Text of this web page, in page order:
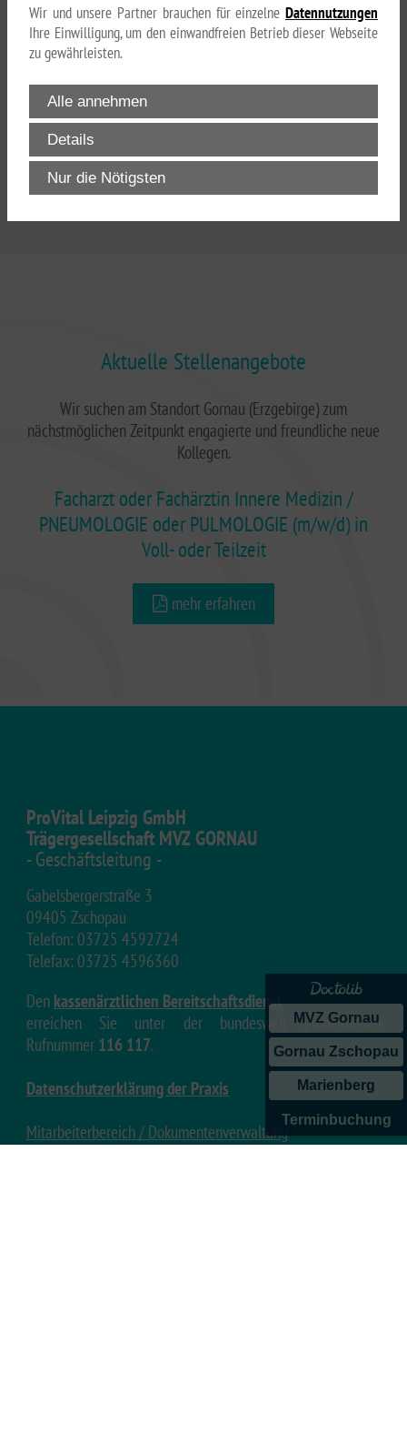
Sprechstunde
Aufgrund der aktuell vollständig ausgelasteten Kapazitäten
können wir bis auf Weiteres keine angiologischen
Neupatienten aufnehmen. Wir bitten um Ihr Verständnis.
Sobald wieder Termine verfügbar sind, informieren wir Sie
an dieser Stelle.
Aktuelle Stellenangebote
Wir suchen am Standort Gornau (Erzgebirge) zum
nächstmöglichen Zeitpunkt engagierte und freundliche neue
Kollegen.
Facharzt oder Fachärztin Innere Medizin /
PNEUMOLOGIE oder PULMOLOGIE (m/w/d) in
Voll- oder Teilzeit
mehr erfahren
ProVital Leipzig GmbH
Trägergesellschaft MVZ GORNAU
- Geschäftsleitung -
Gabelsbergerstraße 3
09405 Zschopau
Telefon: 03725 4592724
Telefax: 03725 4596360
Den kassenärztlichen Bereitschaftsdienst
erreichen Sie unter der bundesweit einheitlichen
Rufnummer 116 117.
Datenschutzerklärung der Praxis
Mitarbeiterbereich / Dokumentenverwaltung
MVZ Gornau
Gornau Zschopau
Marienberg
Terminbuchung
Wir und unsere Partner brauchen für einzelne Datennutzungen
Ihre Einwilligung, um den einwandfreien Betrieb dieser Webseite
zu gewährleisten.
Alle annehmen
Details
Nur die Nötigsten